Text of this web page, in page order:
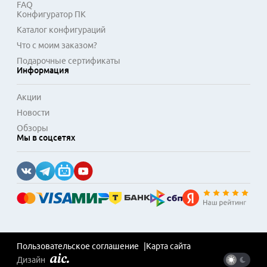
FAQ
Конфигуратор ПК
Каталог конфигураций
Что с моим заказом?
Подарочные сертификаты
Информация
Акции
Новости
Обзоры
Мы в соцсетях
Пользовательское соглашение
Карта сайта
Дизайн